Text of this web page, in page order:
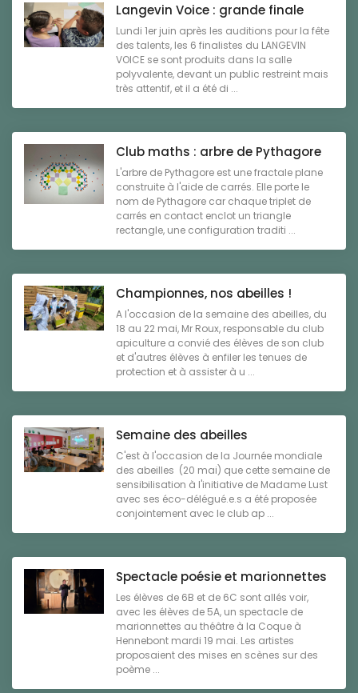
Langevin Voice : grande finale
Lundi 1er juin après les auditions pour la fête
des talents, les 6 finalistes du LANGEVIN
VOICE se sont produits dans la salle
polyvalente, devant un public restreint mais
très attentif, et il a été di ...
Club maths : arbre de Pythagore
L'arbre de Pythagore est une fractale plane
construite à l'aide de carrés. Elle porte le
nom de Pythagore car chaque triplet de
carrés en contact enclot un triangle
rectangle, une configuration traditi ...
Championnes, nos abeilles !
A l'occasion de la semaine des abeilles, du
18 au 22 mai, Mr Roux, responsable du club
apiculture a convié des élèves de son club
et d'autres élèves à enfiler les tenues de
protection et à assister à u ...
Semaine des abeilles
C'est à l'occasion de la Journée mondiale
des abeilles (20 mai) que cette semaine de
sensibilisation à l'initiative de Madame Lust
avec ses éco-délégué.e.s a été proposée
conjointement avec le club ap ...
Spectacle poésie et marionnettes
Les élèves de 6B et de 6C sont allés voir,
avec les élèves de 5A, un spectacle de
marionnettes au théâtre à la Coque à
Hennebont mardi 19 mai. Les artistes
proposaient des mises en scènes sur des
poème ...